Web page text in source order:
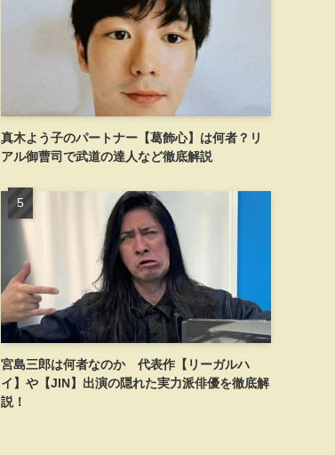
真木よう子のパートナー【葛飾心】は何者？リ
アル御曹司で武道の達人など徹底解説
宮島三郎は何者なのか 代表作【リーガルハ
イ】や【JIN】出演の隠れた実力派俳優を徹底解
説！